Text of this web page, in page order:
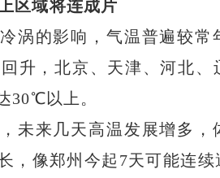
区域将连成片
涡的影响，气温普遍较常
升，北京、天津、河北、
30℃以上。
未来几天高温发展增多，
，像郑州今起7天可能连